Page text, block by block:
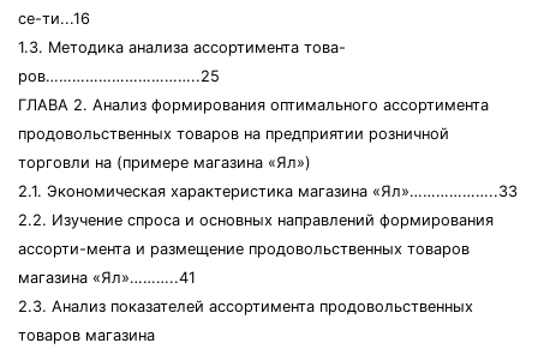
се-ти...16
1.3. Методика анализа ассортимента това-
ров……………………………..25
ГЛАВА 2. Анализ формирования оптимального ассортимента
продовольственных товаров на предприятии розничной
торговли на (примере магазина «Ял»)
2.1. Экономическая характеристика магазина «Ял»………………..33
2.2. Изучение спроса и основных направлений формирования
ассорти-мента и размещение продовольственных товаров
магазина «Ял»………..41
2.3. Анализ показателей ассортимента продовольственных
товаров магазина